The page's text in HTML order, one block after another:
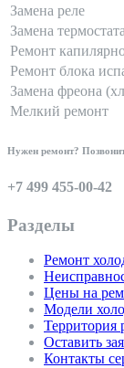
Замена реле
Замена
Ремонт
Ремонт блока
Замена фреона
Мелкий ремонт
Нужен ремонт?
+7 499 455-00-42
Разделы
Ремонт
Цены на
Модели
Территория
Оставить
Контакты